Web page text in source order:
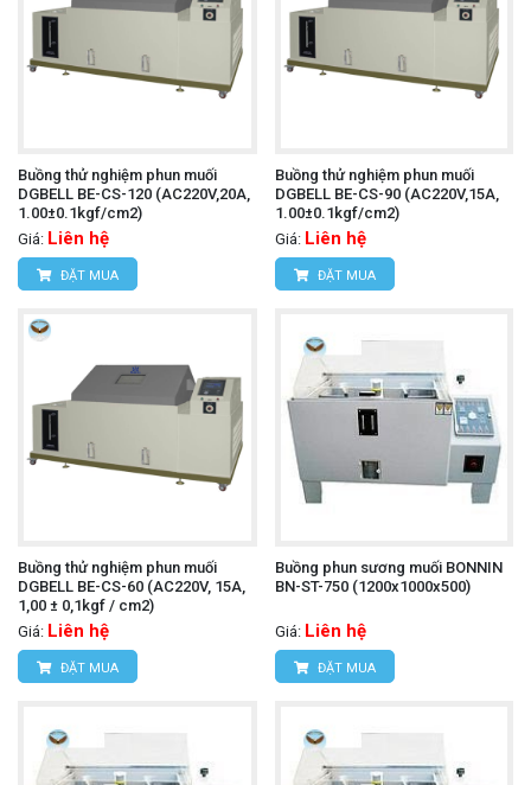
Buồng thử nghiệm phun muối
DGBELL BE-CS-120 (AC220V,20A,
1.00±0.1kgf/cm2)
Giá: Liên hệ
ĐẶT MUA
Buồng thử nghiệm phun muối
DGBELL BE-CS-90 (AC220V,15A,
1.00±0.1kgf/cm2)
Giá: Liên hệ
ĐẶT MUA
Buồng thử nghiệm phun muối
DGBELL BE-CS-60 (AC220V, 15A,
1,00 ± 0,1kgf / cm2)
Giá: Liên hệ
ĐẶT MUA
Buồng phun sương muối BONNIN
BN-ST-750 (1200x1000x500)
Giá: Liên hệ
ĐẶT MUA